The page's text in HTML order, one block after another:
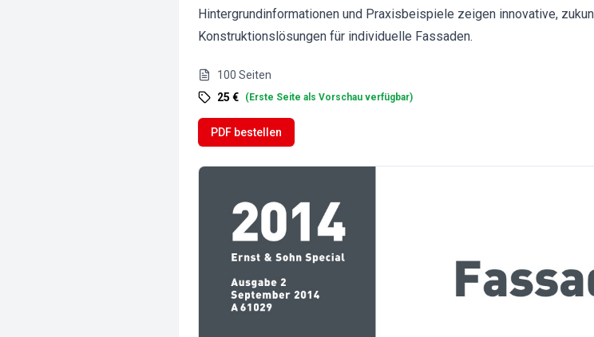
Hintergrundinformationen und Praxisbeispiele zeigen innovative,
Konstruktionslösungen für individuelle Fassaden.
100 Seiten
25 €
( Erste Seite als Vorschau verfügbar)
PDF bestellen